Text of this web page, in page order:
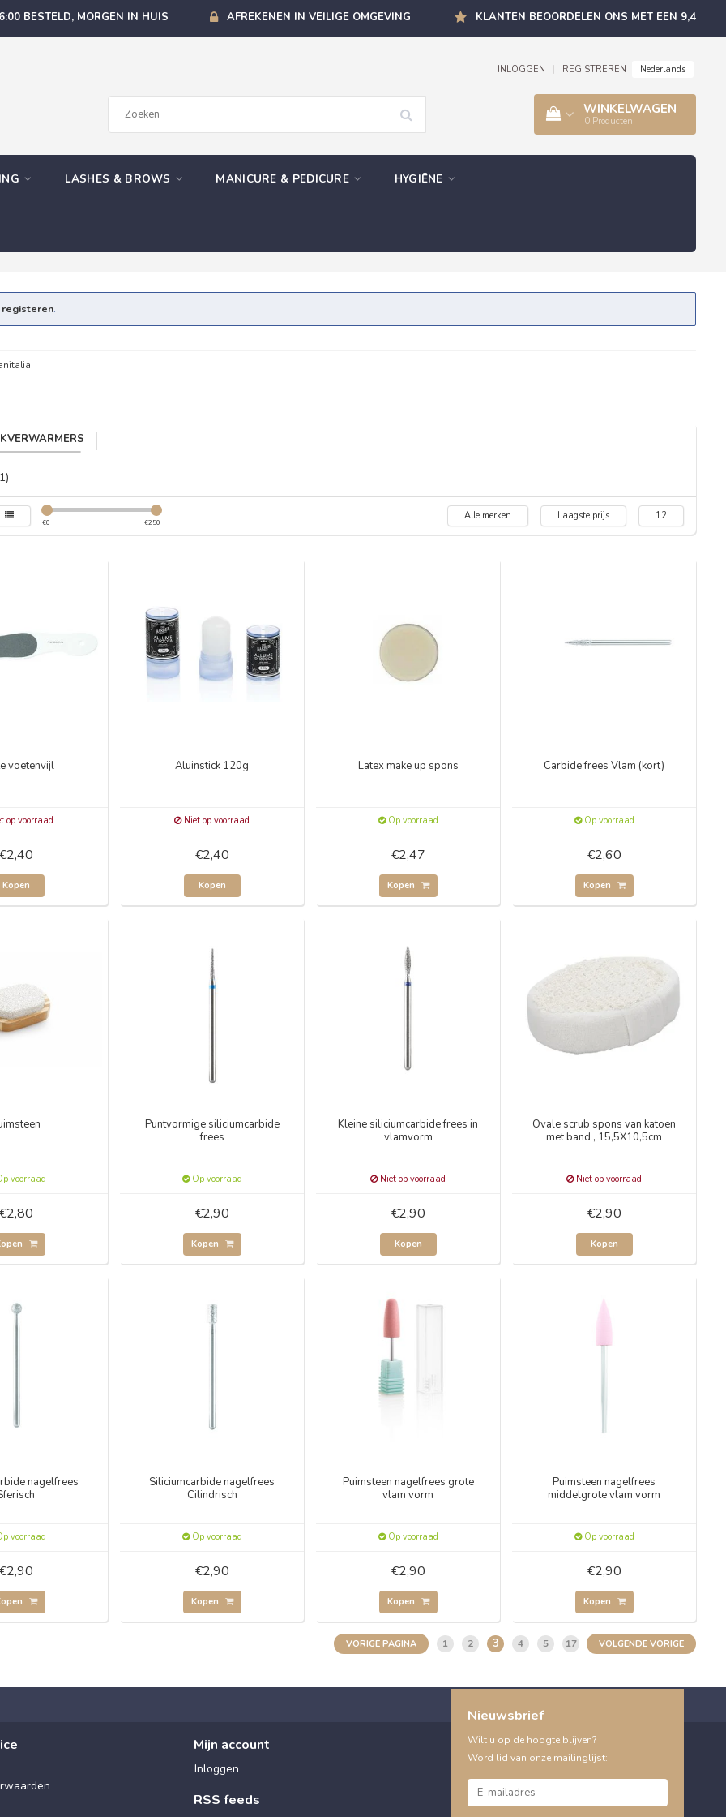
BESTELD, MORGEN IN HUIS AFREKENEN IN VEILIGE OMGEVING KLANTEN BEOORDELEN ONS MET EEN 9,4
INLOGGEN REGISTREREN Nederlands
WINKELWAGEN
0 Producten
LASHES & BROWS MANICURE & PEDICURE HYGIËNE
registeren.
€0 €250
Alle merken Laagste prijs 12
voetenvijl
op voorraad
Kopen
Aluinstick 120g
Niet op voorraad
€2,40
Kopen
Latex make up spons
Op voorraad
€2,47
Kopen
Carbide frees Vlam (kort)
Op voorraad
€2,60
Kopen
voorraad
Puntvormige siliciumcarbide
frees
Op voorraad
€2,90
Kopen
Kleine siliciumcarbide frees in
vlamvorm
Niet op voorraad
€2,90
Kopen
Ovale scrub spons van katoen
met band , 15,5X10,5cm
Niet op voorraad
€2,90
Kopen
nagelfrees
voorraad
Siliciumcarbide nagelfrees
Cilindrisch
Op voorraad
€2,90
Kopen
Puimsteen nagelfrees grote
vlam vorm
Op voorraad
€2,90
Kopen
Puimsteen nagelfrees
middelgrote vlam vorm
Op voorraad
€2,90
Kopen
VORIGE PAGINA 1 2 3 4 5 17 VOLGENDE VORIGE
Mijn account
Inloggen
RSS feeds
Nieuwsbrief
Wilt u op de hoogte blijven?
Word lid van onze mailinglijst: